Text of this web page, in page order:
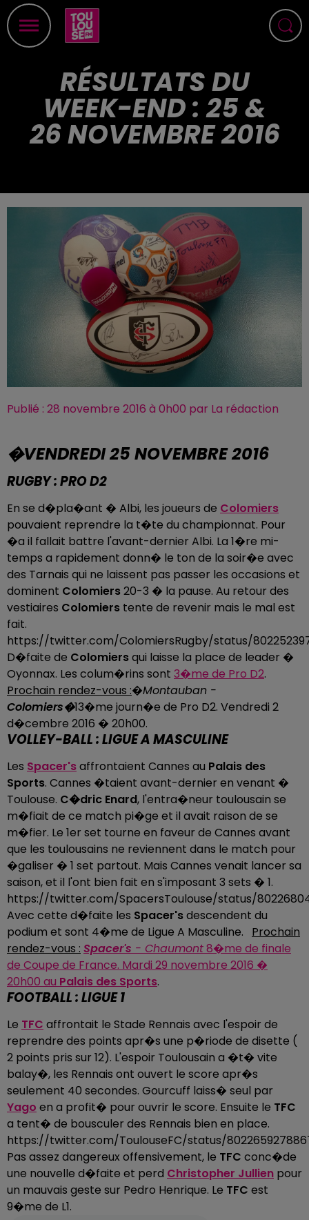
RÉSULTATS DU
WEEK-END : 25 &
26 NOVEMBRE 2016
Publié : 28 novembre 2016 à 0h00 par La rédaction
�VENDREDI 25 NOVEMBRE 2016
RUGBY : PRO D2
En se d�pla�ant � Albi, les joueurs de Colomiers
pouvaient reprendre la t�te du championnat. Pour
�a il fallait battre l'avant-dernier Albi. La 1�re mi-
temps a rapidement donn� le ton de la soir�e avec
des Tarnais qui ne laissent pas passer les occasions et
dominent Colomiers20-3 � la pause. Au retour des
vestiaires Colomiers tente de revenir mais le mal est
fait.
https://twitter.com/ColomiersRugby/status/
D�faite de Colomiersqui laisse la place de leader �
Oyonnax. Les colum�rins sont 3�me de Pro D2.
Prochain rendez-vous :�Montauban -
Colomiers�13�me journ�e de Pro D2. Vendredi 2
d�cembre 2016 � 20h00.
VOLLEY-BALL : LIGUE A MASCULINE
Les Spacer'saffrontaient Cannes au Palais des
Sports. Cannes �taient avant-dernier en venant �
Toulouse. C�dric Enard, l'entra�neur toulousain se
m�fiait de ce match pi�ge et il avait raison de se
m�fier. Le 1er set tourne en faveur de Cannes avant
que les toulousains ne reviennent dans le match pour
�galiser � 1 set partout. Mais Cannes venait lancer sa
saison, et il l'ont bien fait en s'imposant 3 sets � 1.
https://twitter.com/SpacersToulouse/status/
Avec cette d�faite les Spacer'sdescendent du
podium et sont 4�me de Ligue A Masculine. Prochain
rendez-vous : Spacer's - Chaumont8�me de finale
de Coupe de France. Mardi 29 novembre 2016 �
20h00 au Palais des Sports.
FOOTBALL : LIGUE 1
Le TFC affrontait le Stade Rennais avec l'espoir de
reprendre des points apr�s une p�riode de disette (
2 points pris sur 12). L'espoir Toulousain a �t� vite
balay�, les Rennais ont ouvert le score apr�s
seulement 40 secondes. Gourcuff laiss� seul par
Yago en a profit� pour ouvrir le score. Ensuite le TFC
a tent� de bousculer des Rennais bien en place.
https://twitter.com/ToulouseFC/status/
Pas assez dangereux offensivement, le TFC conc�de
une nouvelle d�faite et perd Christopher Jullien pour
un mauvais geste sur Pedro Henrique. Le TFC est
9�me de L1.